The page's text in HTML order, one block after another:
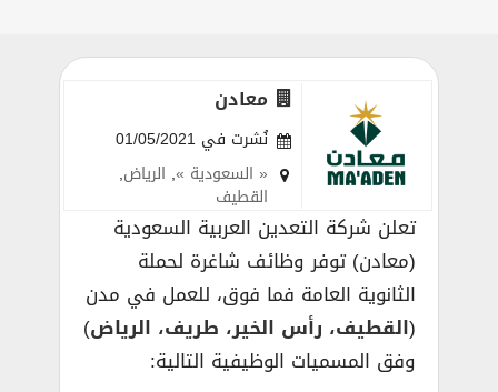
معادن
نُشرت في 01/05/2021
« السعودية », الرياض,
القطيف
تعلن شركة التعدين العربية السعودية
(معادن) توفر وظائف شاغرة لحملة
الثانوية العامة فما فوق، للعمل في مدن
(القطيف، رأس الخير، طريف، الرياض)
وفق المسميات الوظيفية التالية: